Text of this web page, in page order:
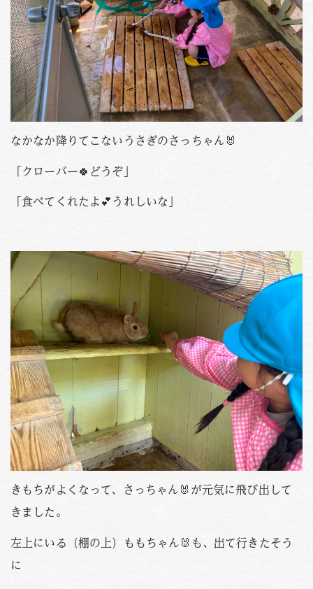
なかなか降りてこないうさぎのさっちゃん🐰
「クローバー🍀どうぞ」
「食べてくれたよ💕うれしいな」
きもちがよくなって、さっちゃん🐰が元気に飛び出して
きました。
左上にいる（棚の上）ももちゃん🐰も、出て行きたそう
に